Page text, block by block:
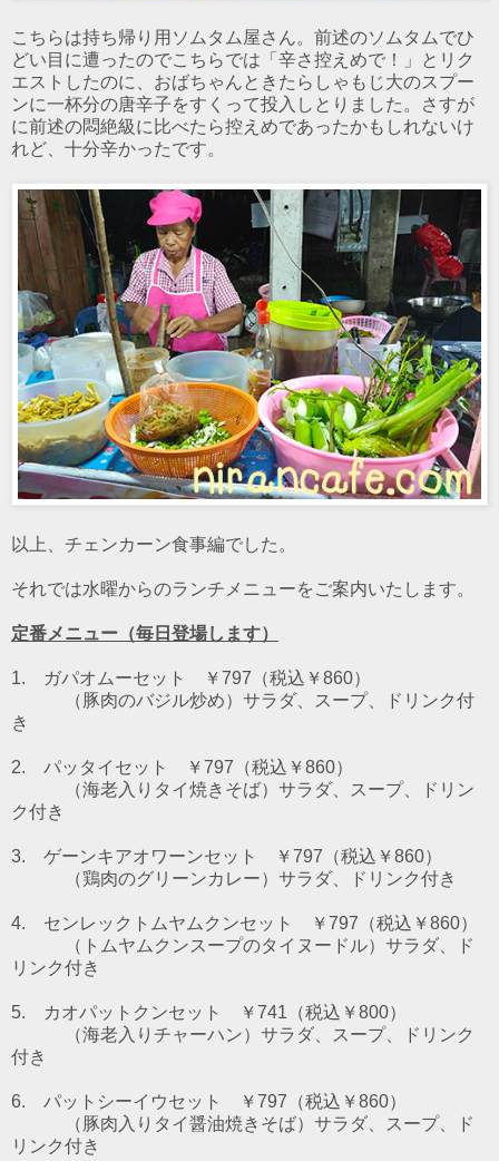
こちらは持ち帰り用ソムタム屋さん。前述のソムタムでひ
どい目に遭ったのでこちらでは「辛さ控えめで！」とリク
エストしたのに、おばちゃんときたらしゃもじ大のスプー
ンに一杯分の唐辛子をすくって投入しとりました。さすが
に前述の悶絶級に比べたら控えめであったかもしれないけ
れど、十分辛かったです。
以上、チェンカーン食事編でした。
それでは水曜からのランチメニューをご案内いたします。
定番メニュー（毎日登場します）
1. ガパオムーセット ￥797（税込￥860）
（豚肉のバジル炒め） サラダ、スープ、ドリンク付
き
2. パッタイセット ￥797（税込￥860）
（海老入りタイ焼きそば） サラダ、スープ、ドリン
ク付き
3. ゲーンキアオワーンセット ￥797（税込￥860）
（鶏肉のグリーンカレー） サラダ、ドリンク付き
4. センレックトムヤムクンセット ￥797（税込￥860）
（トムヤムクンスープのタイヌードル） サラダ、ド
リンク付き
5. カオパットクンセット ￥741（税込￥800）
（海老入りチャーハン）サラダ、スープ、ドリンク
付き
6. パットシーイウセット ￥797（税込￥860）
（豚肉入りタイ醤油焼きそば）サラダ、スープ、ド
リンク付き